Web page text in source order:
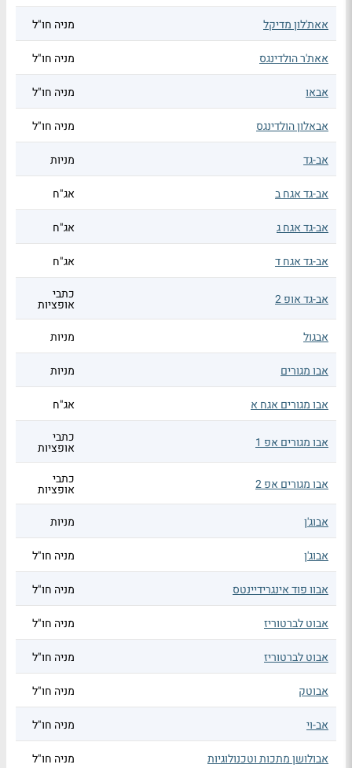
אאת'לון מדיקל מניה חו"ל
אאת'ר הולדינגס מניה חו"ל
אבאו מניה חו"ל
אבאלון הולדינגס מניה חו"ל
אב-גד מניות
אב-גד אגח ב אג"ח
אב-גד אגח ג אג"ח
אב-גד אגח ד אג"ח
אב-גד אופ 2 כתבי
אופציות
אבגול
מניות
אבו מגורים מניות
אבו מגורים אגח א אג"ח
אבו מגורים אפ 1 כתבי
אופציות
אבו מגורים אפ 2 כתבי
אופציות
אבוג'ן
מניות
אבוג'ן מניה חו"ל
אבוו פוד אינגרידיינטס מניה חו"ל
אבוט לברטוריז מניה חו"ל
אבוט לברטוריז מניה חו"ל
אבוטק מניה חו"ל
אב-וי מניה חו"ל
אבולושן מתכות וטכנולוגיות מניה חו"ל